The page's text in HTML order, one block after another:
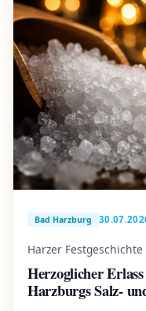
Bad Harzburg
Harzer Festgeschichte
Herzoglicher
Harzburgs Salz-